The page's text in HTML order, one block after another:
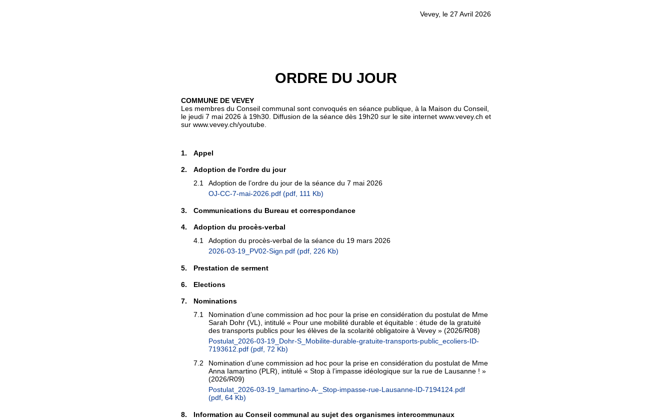
Vevey, le 27 Avril 2026
ORDRE DU JOUR
COMMUNE DE VEVEY
Les membres du Conseil communal sont convoqués en séance publique, à la Maison du Conseil,
le jeudi 7 mai 2026 à 19h30. Diffusion de la séance dès 19h20 sur le site internet www.vevey.ch et
sur www.vevey.ch/youtube.
1. Appel
2.
Adoption de l'ordre du jour
2.1
Adoption de l’ordre du jour de la séance du 7 mai 2026
OJ-CC-7-mai-2026.pdf (pdf, 111 Kb)
3. Communications du Bureau et correspondance
4.
Adoption du procès-verbal
4.1
Adoption du procès-verbal de la séance du 19 mars 2026
2026-03-19_PV02-Sign.pdf (pdf, 226 Kb)
5. Prestation de serment
6. Elections
7.
Nominations
7.1
Nomination d’une commission ad hoc pour la prise en considération du postulat de Mme
Sarah Dohr (VL), intitulé « Pour une mobilité durable et équitable : étude de la gratuité
des transports publics pour les élèves de la scolarité obligatoire à Vevey » (2026/R08)
Postulat_2026-03-19_Dohr-S_Mobilite-durable-gratuite-transports-public_ecoliers-ID-
7193612.pdf (pdf, 72 Kb)
7.2
Nomination d’une commission ad hoc pour la prise en considération du postulat de Mme
Anna Iamartino (PLR), intitulé « Stop à l’impasse idéologique sur la rue de Lausanne ! »
(2026/R09)
Postulat_2026-03-19_Iamartino-A-_Stop-impasse-rue-Lausanne-ID-7194124.pdf
(pdf, 64 Kb)
8. Information au Conseil communal au sujet des organismes intercommunaux